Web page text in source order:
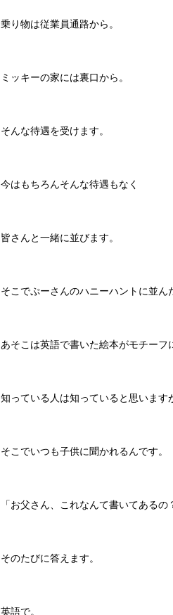
乗り物は従業員通路から。
ミッキーの家には裏口から。
そんな待遇を受けます。
今はもちろんそんな待遇もなく
皆さんと一緒に並びます。
そこでぷーさんのハニーハントに並ん
あそこは英語で書いた絵本がモチーフ
知っている人は知っていると思います
そこでいつも子供に聞かれるんです。
「お父さん、これなんて書いてあるの
そのたびに答えます。
英語で。